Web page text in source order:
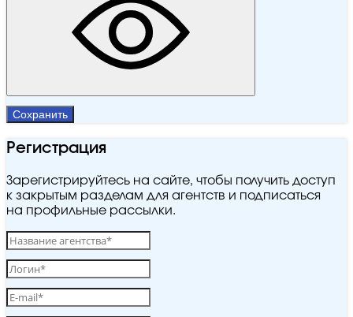
Сохранить
Регистрация
Зарегистрируйтесь на сайте, чтобы получить доступ
к закрытым разделам для агентств и подписаться
на профильные рассылки.